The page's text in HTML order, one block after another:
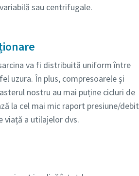
sau centrifugale.
va fi distribuită uniform între
uzura. În plus, compresoarele și
nostru au mai puține cicluri de
la cel mai mic raport presiune/debit
viață a utilajelor dvs.